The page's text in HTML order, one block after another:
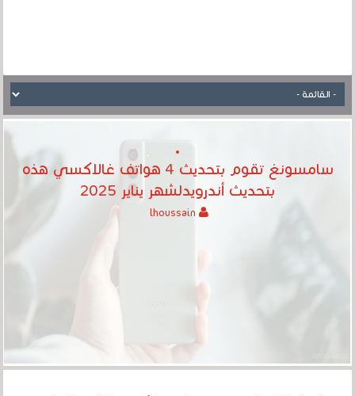
سامسونغ تقوم بتحديث 4 هواتف غالاكسي هذه
بتحديث أندرويدلشهر يناير 2025